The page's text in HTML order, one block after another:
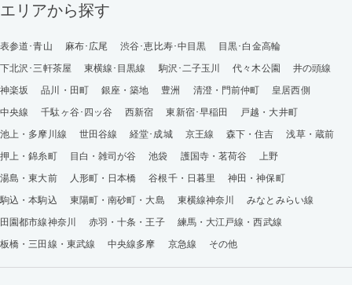
エリアから探す
表参道･青山 麻布･広尾 渋谷･恵比寿･中目黒
目黒･白金高輪
下北沢･三軒茶屋
東横線･目黒線 駒沢･二子玉川 代々木公園
井の頭線
神楽坂
品川・田町 銀座・築地 豊洲 清澄・門前仲町
皇居西側
中央線
千駄ヶ谷･四ッ谷 西新宿 東新宿･早稲田
戸越・大井町
池上・多摩川線
世田谷線 経堂･成城 京王線 森下・住吉
浅草・蔵前
押上・錦糸町
目白・雑司が谷 池袋 護国寺・茗荷谷
上野
湯島・東大前
人形町・日本橋 谷根千・日暮里
神田・神保町
駒込・本駒込
東陽町・南砂町・大島 東横線神奈川
みなとみらい線
田園都市線神奈川
赤羽・十条・王子
練馬・大江戸線・西武線
板橋・三田線・東武線
中央線多摩 京急線 その他